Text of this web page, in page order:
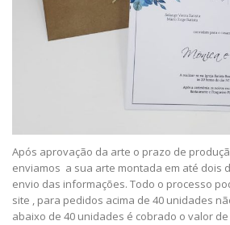
Após aprovação da arte o prazo de
enviamos a sua arte montada em até dois
envio das informações. Todo o processo
site , para pedidos acima de 40 unidades
abaixo de 40 unidades é cobrado o valor de